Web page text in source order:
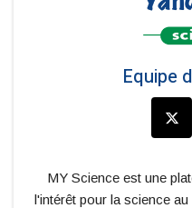
Equipe
MY Science est une
l'intérêt pour la science